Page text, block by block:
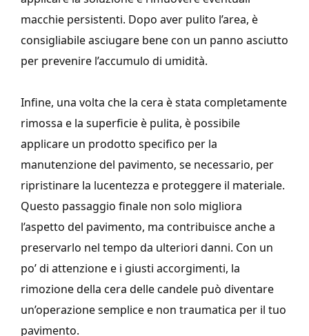
macchie persistenti. Dopo aver pulito l’area, è
consigliabile asciugare bene con un panno asciutto
per prevenire l’accumulo di umidità.
Infine, una volta che la cera è stata completamente
rimossa e la superficie è pulita, è possibile
applicare un prodotto specifico per la
manutenzione del pavimento, se necessario, per
ripristinare la lucentezza e proteggere il materiale.
Questo passaggio finale non solo migliora
l’aspetto del pavimento, ma contribuisce anche a
preservarlo nel tempo da ulteriori danni. Con un
po’ di attenzione e i giusti accorgimenti, la
rimozione della cera delle candele può diventare
un’operazione semplice e non traumatica per il tuo
pavimento.